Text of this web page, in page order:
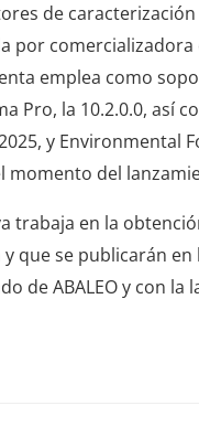
de
por comercializadora
emplea como
Pro, la 10.2.0.0, así
y Environmental
momento del
trabaja en la
que se publicarán
de ABALEO y con la